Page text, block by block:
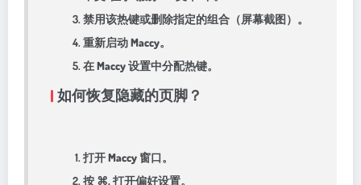
禁用该热键或删除指定的组合（屏幕截图）。
重新启动 Maccy。
在 Maccy 设置中分配热键。
如何恢复隐藏的页脚？
打开 Maccy 窗口。
按 ⌘, 打开偏好设置。